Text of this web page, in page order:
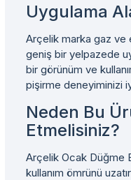
Uygulama
Arçelik marka gaz ve
geniş bir yelpazede
bir görünüm ve
pişirme deneyiminizi
Neden Bu
Etmelisiniz?
Arçelik Ocak Düğme
kullanım ömrünü